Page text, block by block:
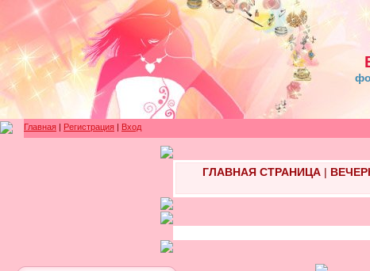
Главная | Регистрация | Вход
ГЛАВНАЯ СТРАНИЦА|